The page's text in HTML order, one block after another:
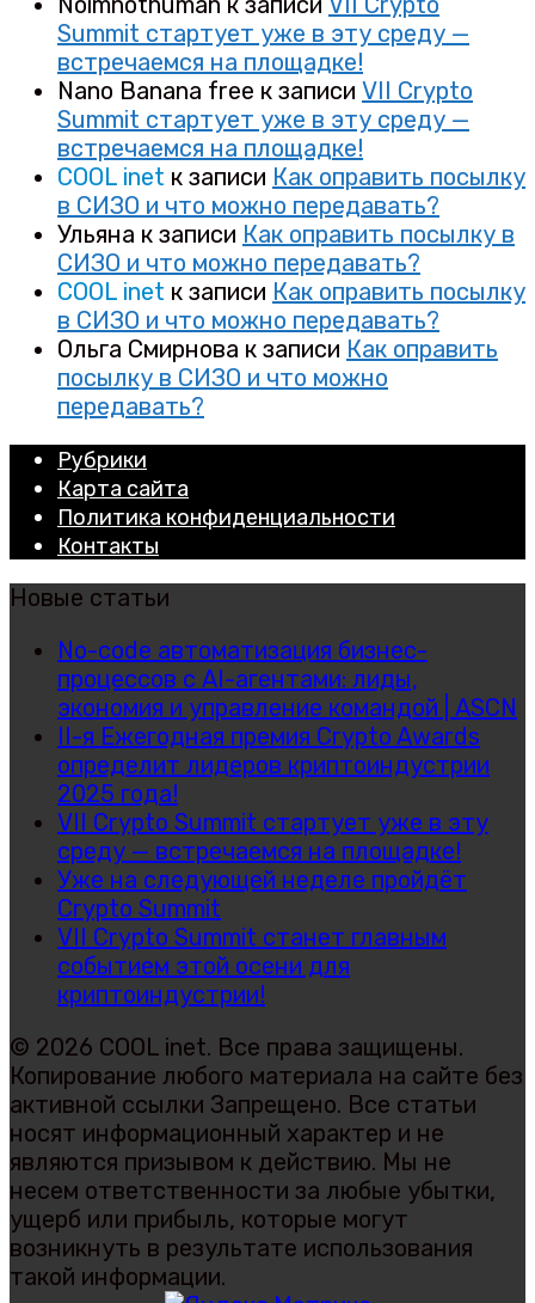
Summit стартует уже в эту среду —
встречаемся на площадке!
Nano Banana free к записи VII Crypto
Summit стартует уже в эту среду —
встречаемся на площадке!
COOL inet к записи Как оправить посылку
в СИЗО и что можно передавать?
Ульяна к записи Как оправить посылку в
СИЗО и что можно передавать?
COOL inet к записи Как оправить посылку
в СИЗО и что можно передавать?
Ольга Смирнова к записи Как оправить
посылку в СИЗО и что можно
передавать?
Рубрики
Карта сайта
Политика конфиденциальности
Контакты
Новые статьи
No-code автоматизация бизнес-
процессов с AI-агентами: лиды,
экономия и управление командой | ASCN
II-я Ежегодная премия Crypto Awards
определит лидеров криптоиндустрии
2025 года!
VII Crypto Summit стартует уже в эту
среду — встречаемся на площадке!
Уже на следующей неделе пройдёт
Crypto Summit
VII Crypto Summit станет главным
событием этой осени для
криптоиндустрии!
© 2026 COOL inet. Все права защищены.
Копирование любого материала на сайте без
активной ссылки Запрещено. Все статьи
носят информационный характер и не
являются призывом к действию. Мы не
несем ответственности за любые убытки,
ущерб или прибыль, которые могут
возникнуть в результате использования
такой информации.